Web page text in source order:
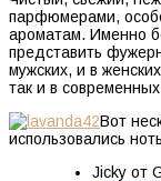
парфюмерами,
ароматам. Именно
представить
мужских, и в
так и в
Вот
использовались
Jicky от